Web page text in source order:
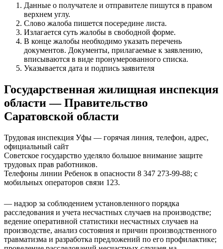
Данные о получателе и отправителе пишутся в правом
верхнем углу.
Слово жалоба пишется посередине листа.
Излагается суть жалобы в свободной форме.
В конце жалобы необходимо указать перечень
документов. Документы, прилагаемые к заявлению,
вписываются в виде пронумерованного списка.
Указывается дата и подпись заявителя
Государственная жилищная инспекция
области — Правительство
Саратовской области
Трудовая инспекция Уфы — горячая линия, телефон, адрес,
официальный сайт
Советское государство уделяло большое внимание защите
трудовых прав работников.
Телефоны линии Ребенок в опасности 8 347 273-99-88; с
мобильных операторов связи 123.
— надзор за соблюдением установленного порядка
расследования и учета несчастных случаев на производстве;
ведение оперативной статистики несчастных случаев на
производстве, анализ состояния и причин производственного
травматизма и разработка предложений по его профилактике;